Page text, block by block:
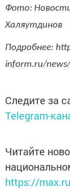
Фото:
Халяутдинов
Подробнее:
inform.ru/
Следите за
Telegram-
Читайте
https://